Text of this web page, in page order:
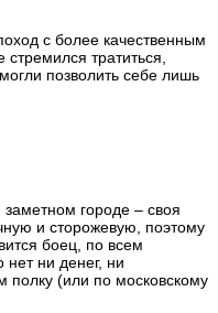
с более качественным
тратиться,
позволить себе лишь
городе – своя
и сторожевую, поэтому
боец, по всем
нет ни денег, ни
полку (или по московскому